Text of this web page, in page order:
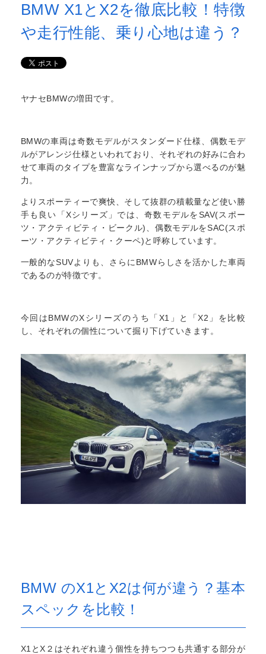
BMW X1とX2を徹底比較！特徴
や走行性能、乗り心地は違う？
ヤナセBMWの増田です。
BMWの車両は奇数モデルがスタンダード仕様、偶数モデ
ルがアレンジ仕様といわれており、それぞれの好みに合わ
せて車両のタイプを豊富なラインナップから選べるのが魅
力。
よりスポーティーで爽快、そして抜群の積載量など使い勝
手も良い「Xシリーズ」では、奇数モデルをSAV(スポー
ツ・アクティビティ・ビークル)、偶数モデルをSAC(スポ
ーツ・アクティビティ・クーペ)と呼称しています。
一般的なSUVよりも、さらにBMWらしさを活かした車両
であるのが特徴です。
今回はBMWのXシリーズのうち「X1」と「X2」を比較
し、それぞれの個性について掘り下げていきます。
BMW のX1とX2は何が違う？基本
スペックを比較！
X1とX２はそれぞれ違う個性を持ちつつも共通する部分が